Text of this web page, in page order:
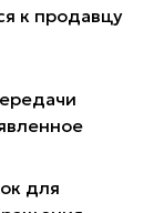
к продавцу
для